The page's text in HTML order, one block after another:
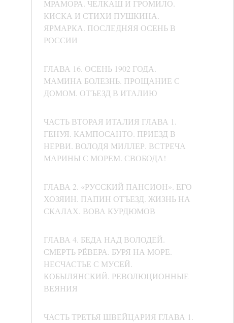
МРАМОРА. ЧЕЛКАШ И ГРОМИЛО.
КИСКА И СТИХИ ПУШКИНА.
ЯРМАРКА. ПОСЛЕДНЯЯ ОСЕНЬ В
РОССИИ
ГЛАВА 16. ОСЕНЬ 1902 ГОДА.
МАМИНА БОЛЕЗНЬ. ПРОЩАНИЕ С
ДОМОМ. ОТЪЕЗД В ИТАЛИЮ
ЧАСТЬ ВТОРАЯ ИТАЛИЯ ГЛАВА 1.
ГЕНУЯ. КАМПОСАНТО. ПРИЕЗД В
НЕРВИ. ВОЛОДЯ МИЛЛЕР. ВСТРЕЧА
МАРИНЫ С МОРЕМ. СВОБОДА!
ГЛАВА 2. «РУССКИЙ ПАНСИОН». ЕГО
ХОЗЯИН. ПАПИН ОТЪЕЗД. ЖИЗНЬ НА
СКАЛАХ. ВОВА КУРДЮМОВ
ГЛАВА 4. БЕДА НАД ВОЛОДЕЙ.
СМЕРТЬ РЁВЕРА. БУРЯ НА МОРЕ.
НЕСЧАСТЬЕ С МУСЕЙ.
КОБЫЛЯНСКИЙ. РЕВОЛЮЦИОННЫЕ
ВЕЯНИЯ
ЧАСТЬ ТРЕТЬЯ ШВЕЙЦАРИЯ ГЛАВА 1.